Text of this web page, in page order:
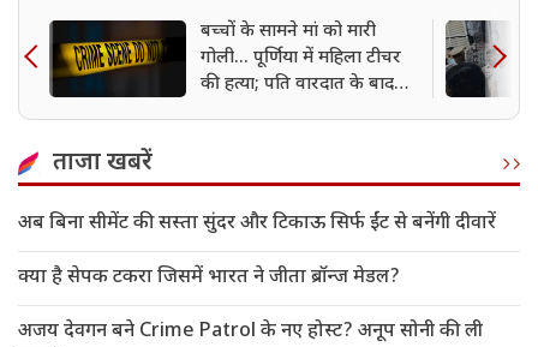
बच्चों के सामने मां को मारी
गोली... पूर्णिया में महिला टीचर
की हत्या; पति वारदात के बाद
ताजा खबरें
अब बिना सीमेंट की सस्ता सुंदर और टिकाऊ सिर्फ ईंट से बनेंगी दीवारें
क्या है सेपक टकरा जिसमें भारत ने जीता ब्रॉन्ज मेडल?
अजय देवगन बने Crime Patrol के नए होस्ट? अनूप सोनी की ली